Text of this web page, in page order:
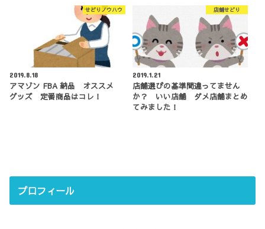
せどりノウハウ
2019.8.18
アマゾン FBA 納品 オススメ
グッズ 定番商品はコレ！
店舗せどり
2019.1.21
店舗選びの基準間違ってません
か？ いい店舗 ダメ店舗まとめ
てみました！
プロフィール